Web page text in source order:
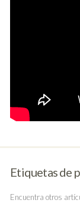
Etiquetas de
Encuentra otros